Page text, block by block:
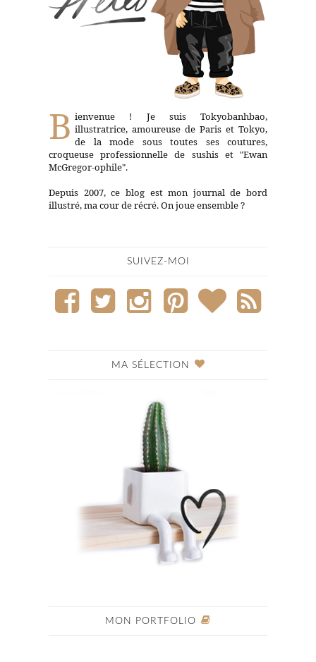
B ienvenue ! Je suis Tokyobanhbao,
illustratrice, amoureuse de Paris et Tokyo,
de la mode sous toutes ses coutures,
croqueuse professionnelle de sushis et "Ewan
McGregor-ophile".
Depuis 2007, ce blog est mon journal de bord
illustré, ma cour de récré. On joue ensemble ?
SUIVEZ-MOI
MA SÉLECTION
MON PORTFOLIO